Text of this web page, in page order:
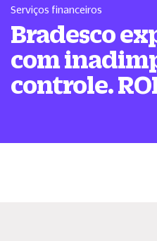
Serviços financeiros
Bradesco
com
controle.